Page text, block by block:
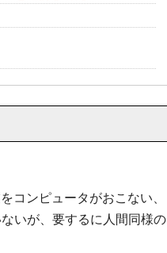
コンピュータがおこない、
いが、要するに人間同様の